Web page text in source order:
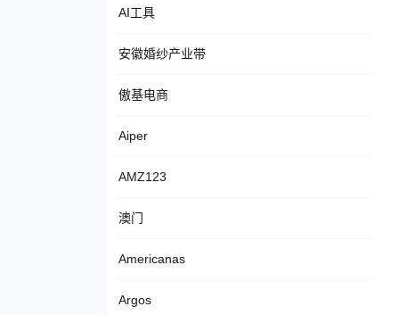
AI工具
安徽婚纱产业带
傲基电商
Aiper
AMZ123
澳门
Americanas
Argos